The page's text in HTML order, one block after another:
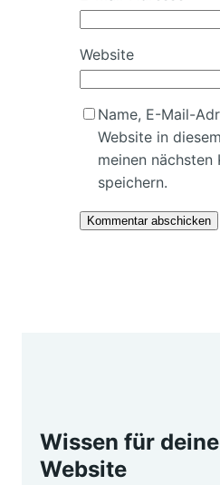
Website
Name, E-Mail-
Website in
meinen nächsten
speichern.
Wissen für deine
Website